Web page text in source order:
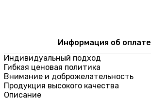
Информация об оплате
Индивидуальный подход
Гибкая ценовая политика
Внимание и доброжелательность
Продукция высокого качества
Описание